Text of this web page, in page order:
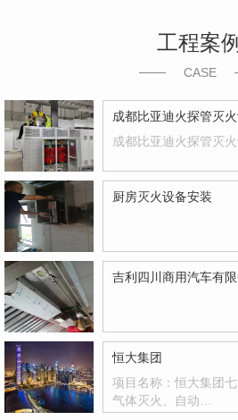
工程案例
CASE
成都比亚迪火探管灭
成都比亚迪火探管灭
厨房灭火设备安装
吉利四川商用汽车有限
恒大集团
项目名称：恒大集团
气体灭火、自动…